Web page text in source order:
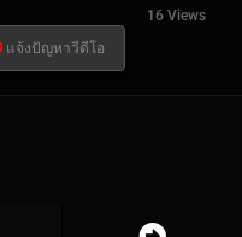
16 Views
แจ้งปัญหาวีดีโอ